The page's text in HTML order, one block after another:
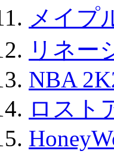
メイプ
リネー
NBA
ロスト